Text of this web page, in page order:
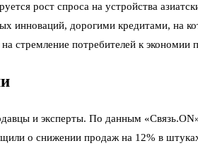
рост спроса на устройства
инноваций, дорогими кредитами, на
стремление потребителей к экономии
и эксперты. По данным
о снижении продаж на 12% в